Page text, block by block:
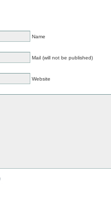
Name
Mail (will not be published)
Website